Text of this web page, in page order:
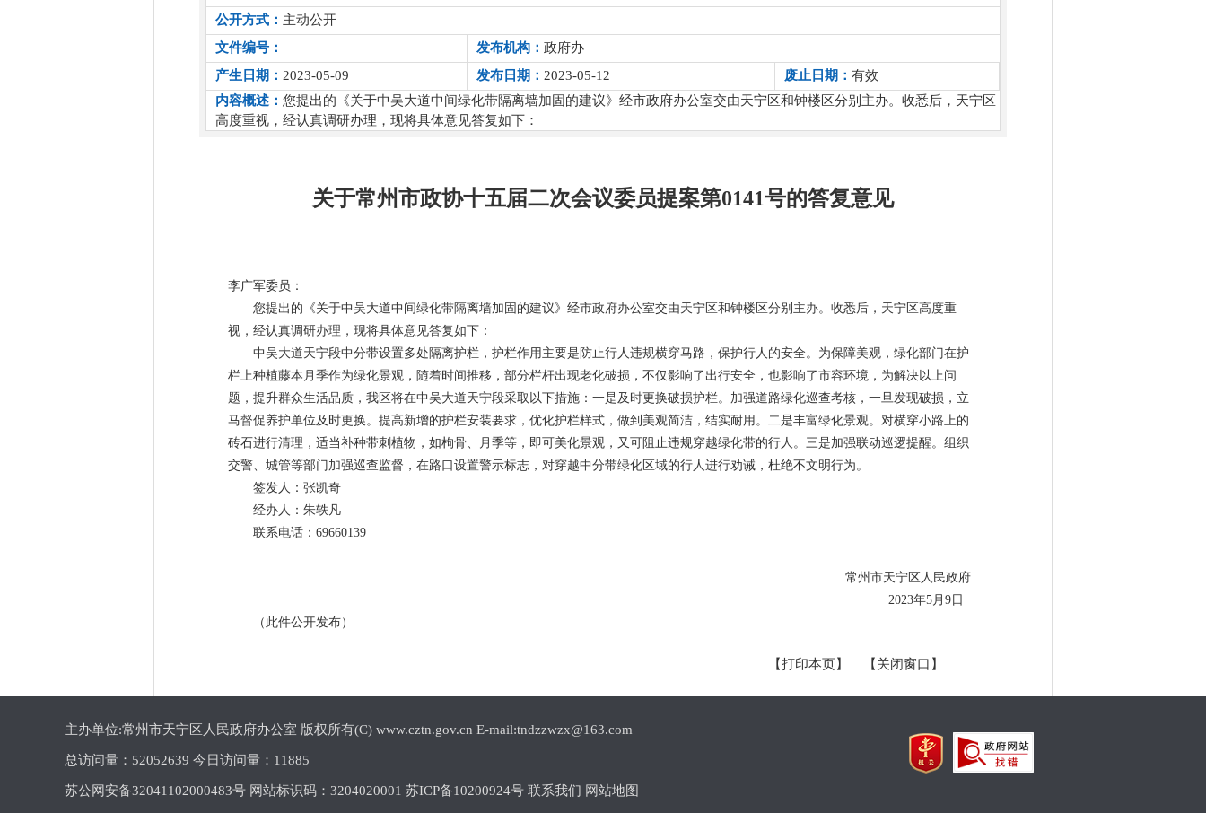
公开方式： 主动公开
文件编号：
发布机构： 政府办
产生日期： 2023-05-09 发布日期： 2023-05-12 废止日期： 有效
内容概述： 您提出的《关于中吴大道中间绿化带隔离墙加固的建议》经市政府办公室交由天宁区和钟楼区分别主办。收悉后，天宁区
高度重视，经认真调研办理，现将具体意见答复如下：
关于常州市政协十五届二次会议委员提案第0141号的答复意见
李广军委员：
您提出的《关于中吴大道中间绿化带隔离墙加固的建议》经市政府办公室交由天宁区和钟楼区分别主办。收悉后，天宁区高度重
视，经认真调研办理，现将具体意见答复如下：
中吴大道天宁段中分带设置多处隔离护栏，护栏作用主要是防止行人违规横穿马路，保护行人的安全。为保障美观，绿化部门在护
栏上种植藤本月季作为绿化景观，随着时间推移，部分栏杆出现老化破损，不仅影响了出行安全，也影响了市容环境，为解决以上问
题，提升群众生活品质，我区将在中吴大道天宁段采取以下措施：一是及时更换破损护栏。加强道路绿化巡查考核，一旦发现破损，立
马督促养护单位及时更换。提高新增的护栏安装要求，优化护栏样式，做到美观简洁，结实耐用。二是丰富绿化景观。对横穿小路上的
砖石进行清理，适当补种带刺植物，如枸骨、月季等，即可美化景观，又可阻止违规穿越绿化带的行人。三是加强联动巡逻提醒。组织
交警、城管等部门加强巡查监督，在路口设置警示标志，对穿越中分带绿化区域的行人进行劝诫，杜绝不文明行为。
签发人：张凯奇
经办人：朱轶凡
联系电话：69660139
常州市天宁区人民政府
2023年5月9日
（此件公开发布）
【打印本页】 【关闭窗口】
主办单位:常州市天宁区人民政府办公室 版权所有(C) www.cztn.gov.cn E-mail:tndzzwzx@163.com
总访问量： 52052639 今日访问量： 11885
苏公网安备32041102000483号 网站标识码：3204020001 苏ICP备10200924号 联系我们 网站地图